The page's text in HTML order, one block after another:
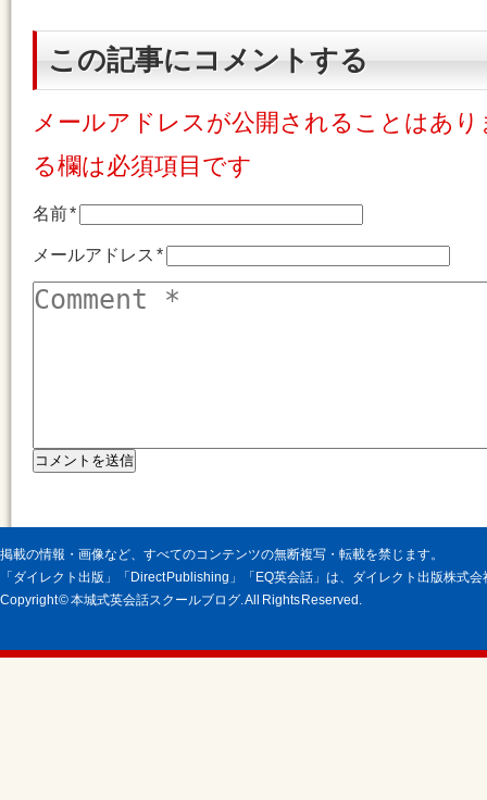
この記事にコメントする
メールアドレスが公開されることはあ
る欄は必須項目です
名前*
メールアドレス*
掲載の情報・画像など、すべてのコンテンツの無断複写・転載を禁じます。
「ダイレクト出版」「Direct Publishing」「EQ英会話」は、ダイレクト出版株式
Copyright © 本城式英会話スクールブログ. All Rights Reserved.